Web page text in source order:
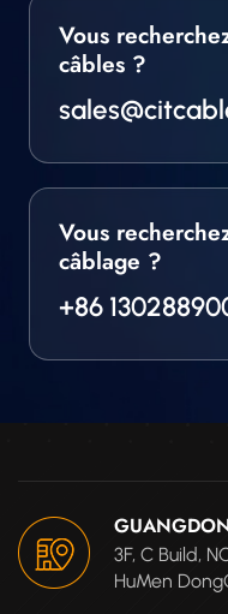
Vous
câbles ?
Vous
câblage ?
+86
3F, C Build,
HuMen